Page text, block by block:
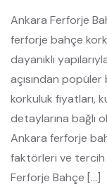
Ankara Ferforje
ferforje bahçe
dayanıklı
açısından
korkuluk fiyatları,
detaylarına bağlı
Ankara ferforje
faktörleri ve tercih
Ferforje Bahçe […]